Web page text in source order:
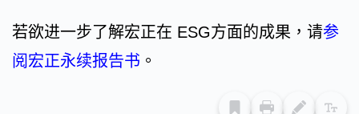
若欲进一步了解宏正在 ESG方面的成果，请参
阅宏正永续报告书 。